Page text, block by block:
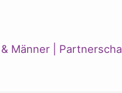
Männer